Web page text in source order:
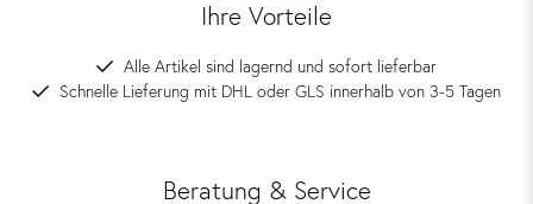
Ihre Vorteile
Alle Artikel sind lagernd und sofort lieferbar
Schnelle Lieferung mit DHL oder GLS innerhalb von 3-5 Tagen
Beratung & Service